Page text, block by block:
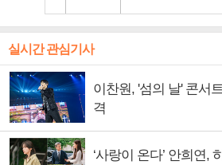
실시간 관심기사
이찬원, '섬의 날' 콘서
격
‘사랑이 온다’ 안희연,